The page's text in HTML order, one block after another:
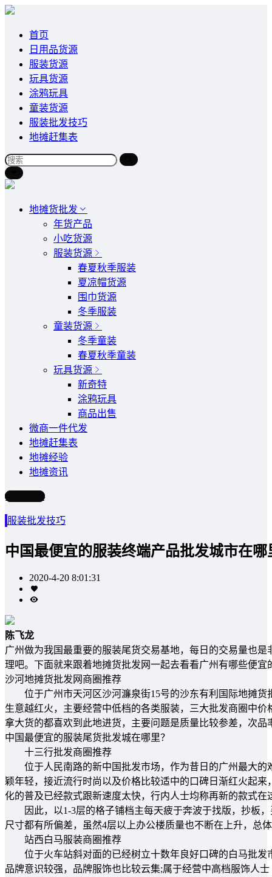
首页
日用品货源
服装货源
玩具货源
涂鸦玩具
童装货源
服装批发技巧
地摊赶集表
地摊货批发
年货产品
小吃货源
服装货源
春夏秋季服装
夏凉帽货源
围巾货源
冬季服装
童装货源
冬季童装
春夏秋季童装
玩具货源
新奇特
涂鸦玩具
商品出售
微商一件代发
地摊赶集表
地摊经验
地摊资讯
写文章
服装批发技巧
中国最便宜的服装终端产品批发城市在哪
2020-4-20 8:01:31
陈飞龙
广州做为我国最重要的服装尾货交易基地，每日的交易量也
理吧。下面就来跟着地摊货批发网一起去看看广州有哪些便宜
沙河地摊货批发网商圈推荐
位于广州市天河区沙河濂泉街15号的沙东有利国际地摊货
生意越红火，主要经营中低档的各类服装，三大批发商圈中
拿大货的都喜欢到此地进货，主要问题是质量比较参差，次
中国最便宜的服装尾货批发城在哪里？
十三行批发商圈推荐
位于人民南路的新中国批发市场，作为昔日的广州最大的
颖年轻，接近流行时尚以及价格比较适中的口碑日渐红火起
化的普及已经款式跟新速度太快，行内人士均称再新的款式在
因此，以1-3层的格子铺档主每天疲于奔波于找版，抄板，
尺寸都有所偏差，虽然4层以上办公楼质量也不断在上升，总
站西白马服装商圈推荐
位于火车站斜对面的已经树立十数年良好口碑的白马批发
品牌意识较强，品牌服饰也比较云集;属于经营中高档服饰人